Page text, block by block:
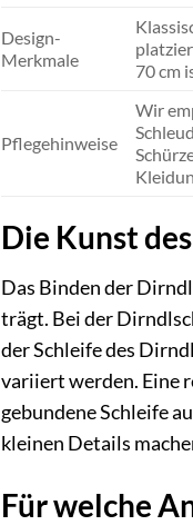
Design-
Merkmale
70 cm
Pflegehinweise
Wir
Die Kunst
Das Binden der
trägt. Bei der
der Schleife des
variiert werden. Eine
gebundene Schleife
kleinen Details
Für welche